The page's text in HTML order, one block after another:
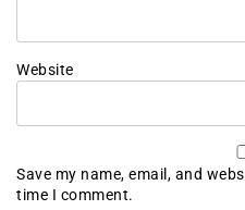
Website
Save my name, email, and
time I comment.